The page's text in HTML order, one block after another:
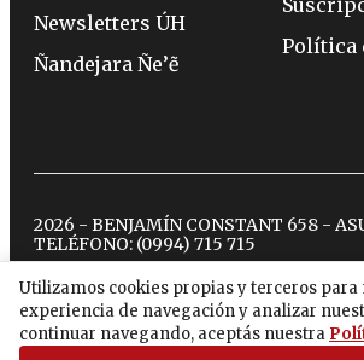
Utilizamos cookies propias y terceros
experiencia de navegación y analizar
continuar navegando, aceptás nuestra
Newsletters ÚH
Ñandejara Ñe’ẽ
Política
2026 - BENJAMÍN CONSTANT 658 -
TELÉFONO: (0994) 715 715
twitterinstagram
facebook
tiktok